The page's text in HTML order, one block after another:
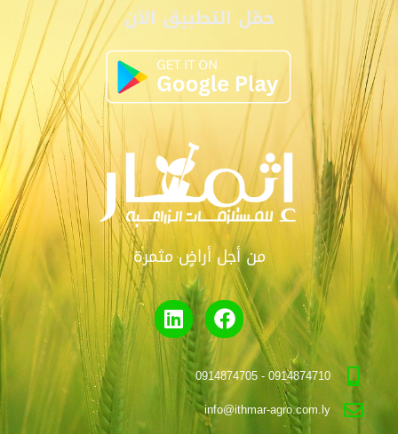
حمّل التطبيق الآن
من أجل أراضٍ مثمرة
0914874710 - 0914874705
info@ithmar-agro.com.ly